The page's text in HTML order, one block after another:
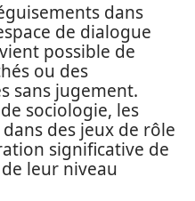
dans
de dialogue
possible de
ou des
sans jugement.
sociologie, les
des jeux de rôle
significative de
leur niveau